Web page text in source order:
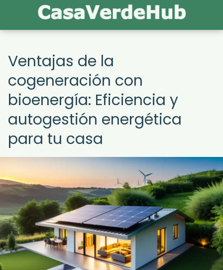
Ventajas de la
cogeneración con
bioenergía: Eficiencia y
autogestión energética
para tu casa